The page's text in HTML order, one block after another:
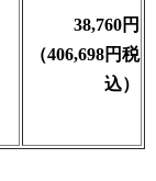
38,760円
（406,698円税
込）